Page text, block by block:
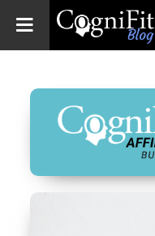
Blog: Brain
Health
News
Brain Training,
Mental Health, and
Wellness